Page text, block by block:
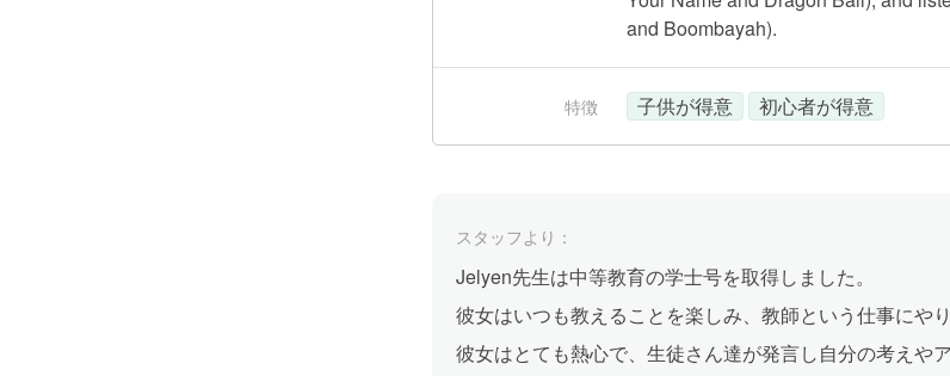
and Boombayah).
特徴 子供が得意 初心者が得意
スタッフより：
Jelyen先生は中等教育の学士号を取得しました。
彼女はいつも教えることを楽しみ、教師という仕事にや
彼女はとても熱心で、生徒さん達が発言し自分の考えや